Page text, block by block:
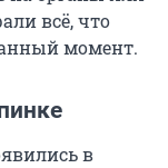
всё, что
момент.
в